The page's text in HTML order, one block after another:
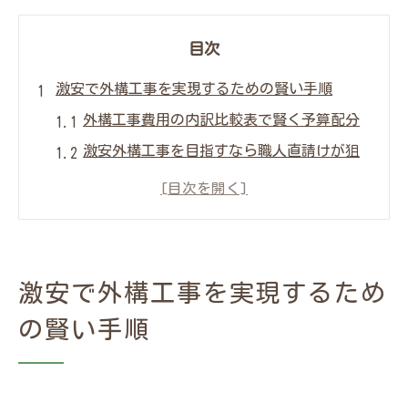
目次
激安で外構工事を実現するための賢い手順
外構工事費用の内訳比較表で賢く予算配分
激安外構工事を目指すなら職人直請けが狙
仕入れ値材料で外構工事を安く抑える方法
相見積もり活用で群馬の外構費用を抑えるコツ
激安で外構工事を実現するため
の賢い手順